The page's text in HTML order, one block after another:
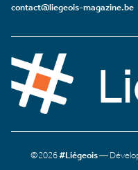
contact@liegeois-magazine.be
©2026#Liégeois—